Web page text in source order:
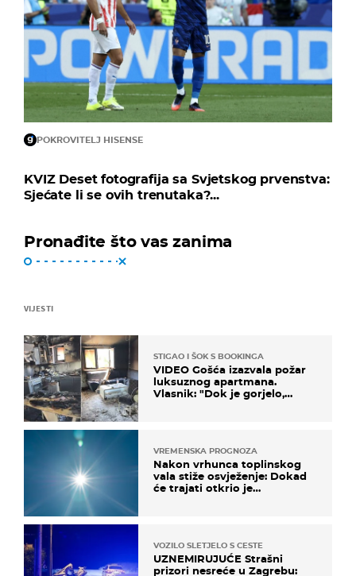
POKROVITELJ HISENSE
KVIZ Deset fotografija sa Svjetskog prvenstva:
Sjećate li se ovih trenutaka?...
Pronađite što vas zanima
VIJESTI
STIGAO I ŠOK S BOOKINGA
VIDEO Gošća izazvala požar
luksuznog apartmana.
Vlasnik: "Dok je gorjelo,
VREMENSKA PROGNOZA
Nakon vrhunca toplinskog
vala stiže osvježenje: Dokad
će trajati otkrio je
VOZILO SLETJELO S CESTE
UZNEMIRUJUĆE Strašni
prizori nesreće u Zagrebu: